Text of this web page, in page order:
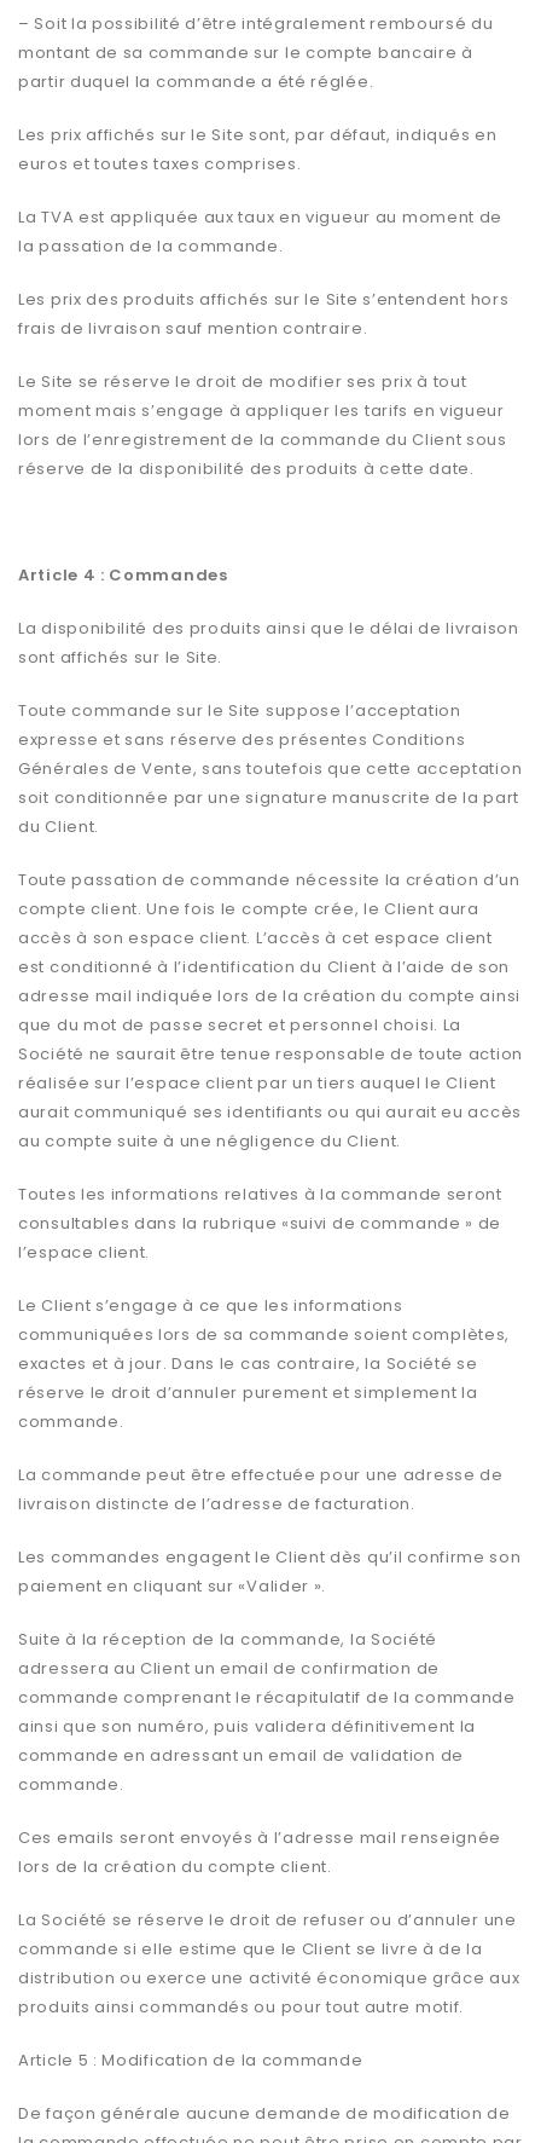
– Soit la possibilité d’être intégralement remboursé du
montant de sa commande sur le compte bancaire à
partir duquel la commande a été réglée.
Les prix affichés sur le Site sont, par défaut, indiqués en
euros et toutes taxes comprises.
La TVA est appliquée aux taux en vigueur au moment de
la passation de la commande.
Les prix des produits affichés sur le Site s’entendent hors
frais de livraison sauf mention contraire.
Le Site se réserve le droit de modifier ses prix à tout
moment mais s’engage à appliquer les tarifs en vigueur
lors de l’enregistrement de la commande du Client sous
réserve de la disponibilité des produits à cette date.
Article 4 : Commandes
La disponibilité des produits ainsi que le délai de livraison
sont affichés sur le Site.
Toute commande sur le Site suppose l’acceptation
expresse et sans réserve des présentes Conditions
Générales de Vente, sans toutefois que cette acceptation
soit conditionnée par une signature manuscrite de la part
du Client.
Toute passation de commande nécessite la création d’un
compte client. Une fois le compte crée, le Client aura
accès à son espace client. L’accès à cet espace client
est conditionné à l’identification du Client à l’aide de son
adresse mail indiquée lors de la création du compte ainsi
que du mot de passe secret et personnel choisi. La
Société ne saurait être tenue responsable de toute action
réalisée sur l’espace client par un tiers auquel le Client
aurait communiqué ses identifiants ou qui aurait eu accès
au compte suite à une négligence du Client.
Toutes les informations relatives à la commande seront
consultables dans la rubrique «suivi de commande » de
l’espace client.
Le Client s’engage à ce que les informations
communiquées lors de sa commande soient complètes,
exactes et à jour. Dans le cas contraire, la Société se
réserve le droit d’annuler purement et simplement la
commande.
La commande peut être effectuée pour une adresse de
livraison distincte de l’adresse de facturation.
Les commandes engagent le Client dès qu’il confirme son
paiement en cliquant sur «Valider ».
Suite à la réception de la commande, la Société
adressera au Client un email de confirmation de
commande comprenant le récapitulatif de la commande
ainsi que son numéro, puis validera définitivement la
commande en adressant un email de validation de
commande.
Ces emails seront envoyés à l’adresse mail renseignée
lors de la création du compte client.
La Société se réserve le droit de refuser ou d’annuler une
commande si elle estime que le Client se livre à de la
distribution ou exerce une activité économique grâce aux
produits ainsi commandés ou pour tout autre motif.
Article 5 : Modification de la commande
De façon générale aucune demande de modification de